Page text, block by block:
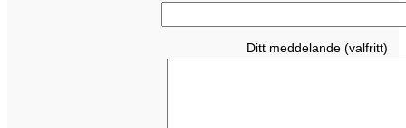
Ditt meddelande (valfritt)